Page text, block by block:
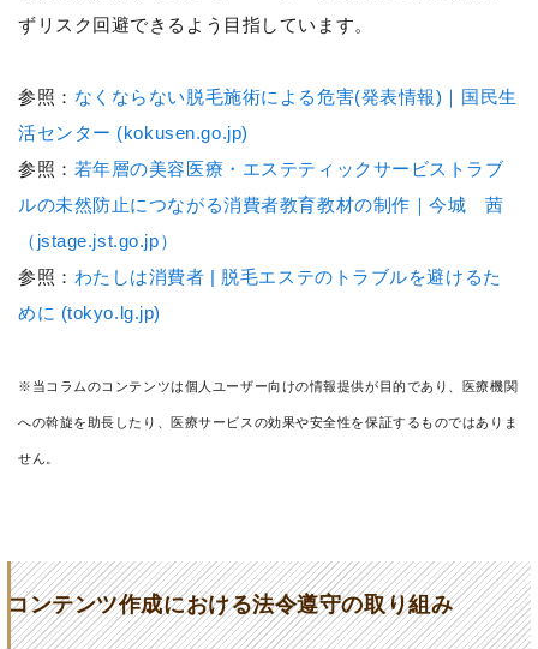
ずリスク回避できるよう目指しています。
参照： なくならない脱毛施術による危害(発表情報)｜国民生
活センター (kokusen.go.jp)
参照： 若年層の美容医療・エステティックサービストラブ
ルの未然防止につながる消費者教育教材の制作｜今城 茜
（jstage.jst.go.jp）
参照： わたしは消費者 | 脱毛エステのトラブルを避けるた
めに (tokyo.lg.jp)
※当コラムのコンテンツは個人ユーザー向けの情報提供が目的であり、医療機関
への斡旋を助長したり、医療サービスの効果や安全性を保証するものではありま
せん。
コンテンツ作成における法令遵守の取り組み